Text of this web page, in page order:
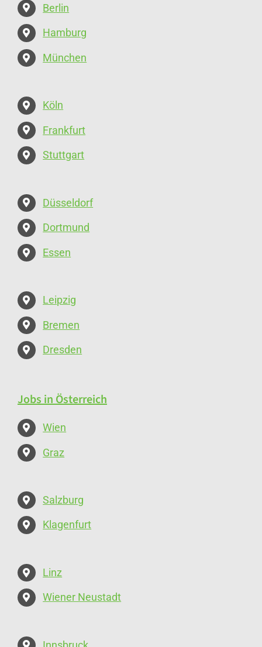
Berlin
Hamburg
München
Köln
Frankfurt
Stuttgart
Düsseldorf
Dortmund
Essen
Leipzig
Bremen
Dresden
Jobs in Österreich
Wien
Graz
Salzburg
Klagenfurt
Linz
Wiener Neustadt